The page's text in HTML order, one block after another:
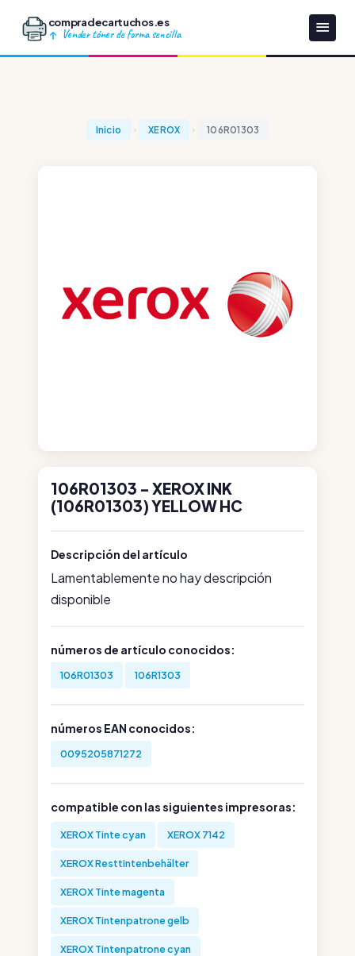
compradecartuchos.es
Vender tóner de forma sencilla
Inicio XEROX 106R01303
106R01303 - XEROX INK
(106R01303) YELLOW HC
Descripción del artículo
Lamentablemente no hay descripción
disponible
números de artículo conocidos:
106R01303 106R1303
números EAN conocidos:
0095205871272
compatible con las siguientes impresoras:
XEROX Tinte cyan XEROX 7142
XEROX Resttintenbehälter
XEROX Tinte magenta
XEROX Tintenpatrone gelb
XEROX Tintenpatrone cyan